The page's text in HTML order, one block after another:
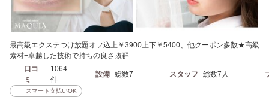
最高級エクステつけ放題オフ込上￥3900上下￥5400、他クーポン多数★高級
素材+卓越した技術で持ちの良さ抜群
口コ
ミ
1064
件
設備 総数7 スタッフ 総数7人
スマート支払いOK